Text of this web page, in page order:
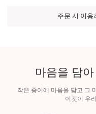
주문 시 이용
마음을 담
작은 종이에 마음을 담고 그
이것이 우